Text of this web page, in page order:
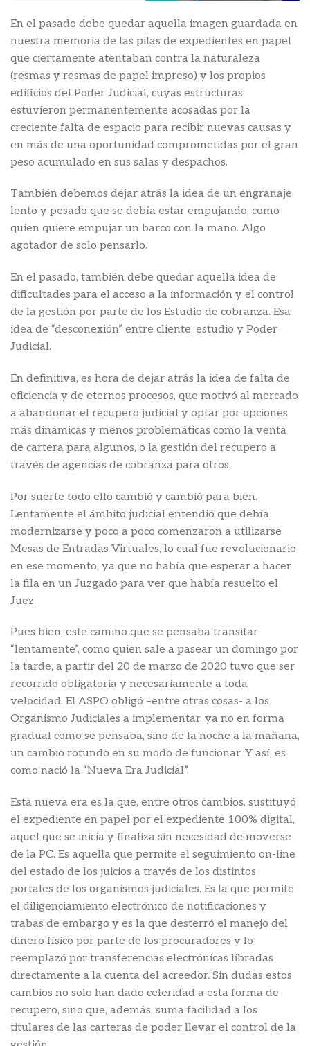
En el pasado debe quedar aquella imagen guardada en
nuestra memoria de las pilas de expedientes en papel
que ciertamente atentaban contra la naturaleza
(resmas y resmas de papel impreso) y los propios
edificios del Poder Judicial, cuyas estructuras
estuvieron permanentemente acosadas por la
creciente falta de espacio para recibir nuevas causas y
en más de una oportunidad comprometidas por el gran
peso acumulado en sus salas y despachos.
También debemos dejar atrás la idea de un engranaje
lento y pesado que se debía estar empujando, como
quien quiere empujar un barco con la mano. Algo
agotador de solo pensarlo.
En el pasado, también debe quedar aquella idea de
dificultades para el acceso a la información y el control
de la gestión por parte de los Estudio de cobranza. Esa
idea de “desconexión” entre cliente, estudio y Poder
Judicial.
En definitiva, es hora de dejar atrás la idea de falta de
eficiencia y de eternos procesos, que motivó al mercado
a abandonar el recupero judicial y optar por opciones
más dinámicas y menos problemáticas como la venta
de cartera para algunos, o la gestión del recupero a
través de agencias de cobranza para otros.
Por suerte todo ello cambió y cambió para bien.
Lentamente el ámbito judicial entendió que debía
modernizarse y poco a poco comenzaron a utilizarse
Mesas de Entradas Virtuales, lo cual fue revolucionario
en ese momento, ya que no había que esperar a hacer
la fila en un Juzgado para ver que había resuelto el
Juez.
Pues bien, este camino que se pensaba transitar
“lentamente”, como quien sale a pasear un domingo por
la tarde, a partir del 20 de marzo de 2020 tuvo que ser
recorrido obligatoria y necesariamente a toda
velocidad. El ASPO obligó –entre otras cosas- a los
Organismo Judiciales a implementar, ya no en forma
gradual como se pensaba, sino de la noche a la mañana,
un cambio rotundo en su modo de funcionar. Y así, es
como nació la “Nueva Era Judicial”.
Esta nueva era es la que, entre otros cambios, sustituyó
el expediente en papel por el expediente 100% digital,
aquel que se inicia y finaliza sin necesidad de moverse
de la PC. Es aquella que permite el seguimiento on-line
del estado de los juicios a través de los distintos
portales de los organismos judiciales. Es la que permite
el diligenciamiento electrónico de notificaciones y
trabas de embargo y es la que desterró el manejo del
dinero físico por parte de los procuradores y lo
reemplazó por transferencias electrónicas libradas
directamente a la cuenta del acreedor. Sin dudas estos
cambios no solo han dado celeridad a esta forma de
recupero, sino que, además, suma facilidad a los
titulares de las carteras de poder llevar el control de la